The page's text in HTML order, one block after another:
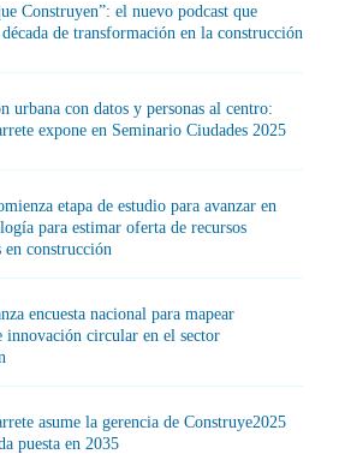
Construyen”: el nuevo podcast que
de transformación en la construcción
urbana con datos y personas al centro:
expone en Seminario Ciudades 2025
etapa de estudio para avanzar en
para estimar oferta de recursos
en construcción
encuesta nacional para mapear
innovación circular en el sector
asume la gerencia de Construye2025
puesta en 2035